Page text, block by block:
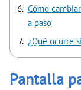
Cómo
a paso
¿Qué ocurre
Pantalla